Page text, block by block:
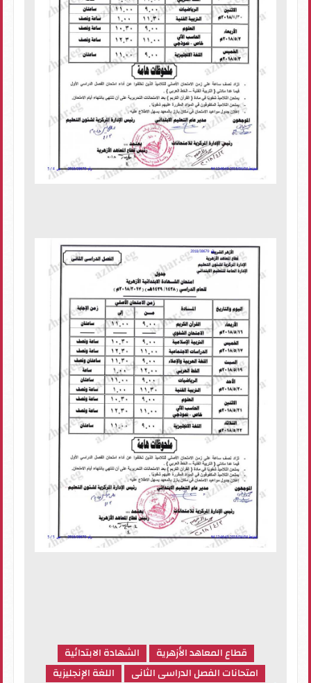
قطاع المعاهد الأزهرية
الشهادة الابتدائية
امتحانات الفصل الدراسى الثانى
اللغة الإنجليزية